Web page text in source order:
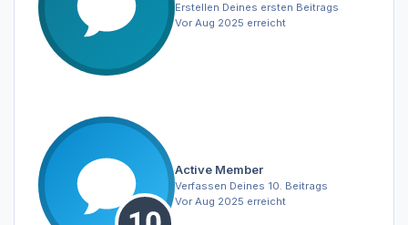
Erstellen Deines ersten Beitrags
Vor Aug 2025 erreicht
Active Member
Verfassen Deines 10. Beitrags
Vor Aug 2025 erreicht